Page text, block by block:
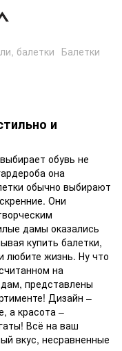
балетки Балетки
и
обувь не
она
обычно выбирают
Они
дамы оказались
купить балетки,
любите жизнь. Ну что
на
представлены
Дизайн –
а красота –
Всё на ваш
вкус, несравненные